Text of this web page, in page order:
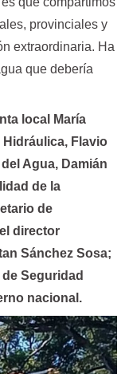
provinciales y
extraordinaria. Ha
que debería
local María
Flavio
Agua, Damián
de la
de
director
Sánchez Sosa;
Seguridad
nacional.